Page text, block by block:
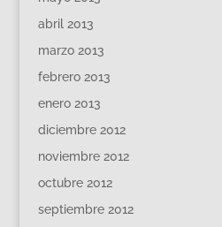
abril 2013
marzo 2013
febrero 2013
enero 2013
diciembre 2012
noviembre 2012
octubre 2012
septiembre 2012